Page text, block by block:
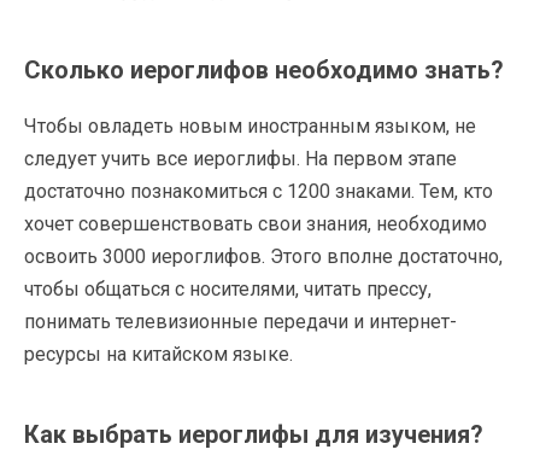
Сколько иероглифов необходимо знать?
Чтобы овладеть новым иностранным языком, не
следует учить все иероглифы. На первом этапе
достаточно познакомиться с 1200 знаками. Тем, кто
хочет совершенствовать свои знания, необходимо
освоить 3000 иероглифов. Этого вполне достаточно,
чтобы общаться с носителями, читать прессу,
понимать телевизионные передачи и интернет-
ресурсы на китайском языке.
Как выбрать иероглифы для изучения?